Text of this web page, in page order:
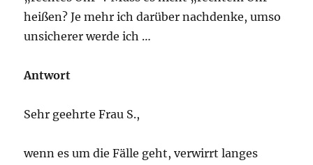
heißen? Je mehr ich darüber nachdenke, umso
unsicherer werde ich …
Antwort
Sehr geehrte Frau S.,
wenn es um die Fälle geht, verwirrt langes